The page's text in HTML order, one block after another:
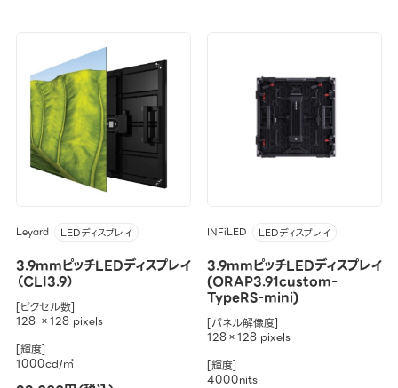
Leyard LEDディスプレイ
3.9mmピッチLEDディスプレイ
（CLI3.9）
[ピクセル数]
128 ×128 pixels
[輝度]
1000cd/㎡
INFiLED LEDディスプレイ
3.9mmピッチLEDディスプレイ
(ORAP3.91custom-
TypeRS-mini)
[パネル解像度]
128×128 pixels
[輝度]
4000nits